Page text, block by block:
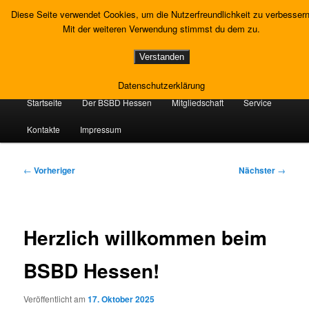
primären
Landesverband Hessen
HauptmenüStartseite Der BSBD Hessen Mitgliedschaft Service
Kontakte Impressum
Beitragsnavigation
← Vorheriger Nächster →
Herzlich willkommen beim
BSBD Hessen!
Veröffentlicht am17. Oktober 2025
Diese Seite verwendet Cookies, um die Nutzerfreundlichkeit zu
Mit der weiteren Verwendung stimmst du dem zu.
Verstanden
Datenschutzerklärung